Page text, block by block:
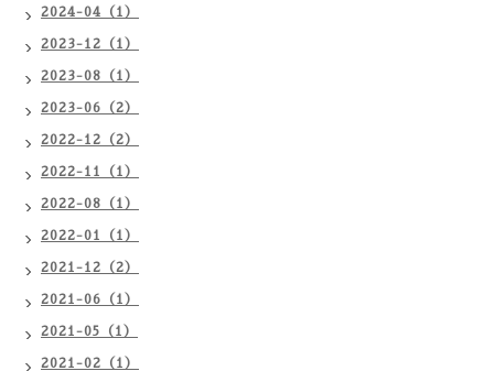
2024-04（1）
2023-12（1）
2023-08（1）
2023-06（2）
2022-12（2）
2022-11（1）
2022-08（1）
2022-01（1）
2021-12（2）
2021-06（1）
2021-05（1）
2021-02（1）